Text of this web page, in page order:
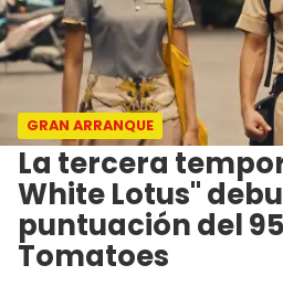
GRAN ARRANQUE
La tercera
White Lotus"
puntuación del
Tomatoes